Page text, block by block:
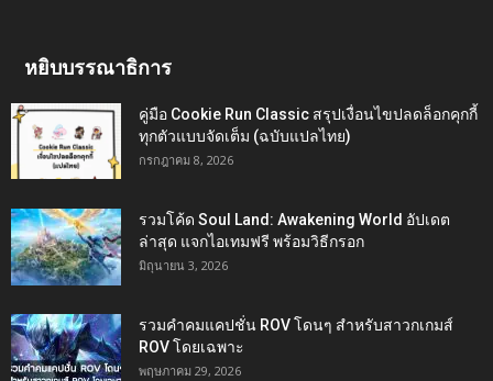
หยิบบรรณาธิการ
คู่มือ Cookie Run Classic สรุปเงื่อนไขปลดล็อกคุกกี้
ทุกตัวแบบจัดเต็ม (ฉบับแปลไทย)
กรกฎาคม 8, 2026
รวมโค้ด Soul Land: Awakening World อัปเดต
ล่าสุด แจกไอเทมฟรี พร้อมวิธีกรอก
มิถุนายน 3, 2026
รวมคำคมแคปชั่น ROV โดนๆ สำหรับสาวกเกมส์
ROV โดยเฉพาะ
พฤษภาคม 29, 2026